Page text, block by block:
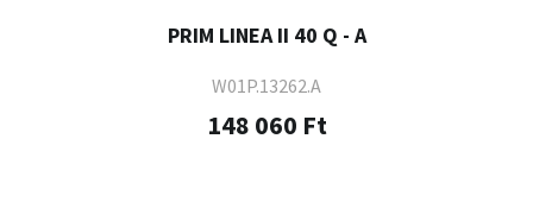
PRIM LINEA II 40 Q - A
W01P.13262.A
148 060 Ft